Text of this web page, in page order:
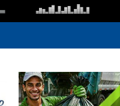
de Crise para